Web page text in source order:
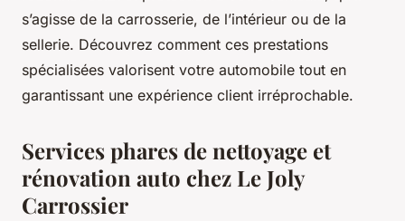
s’agisse de la carrosserie, de l’intérieur ou de la
sellerie. Découvrez comment ces prestations
spécialisées valorisent votre automobile tout en
garantissant une expérience client irréprochable.
Services phares de nettoyage et
rénovation auto chez Le Joly
Carrossier